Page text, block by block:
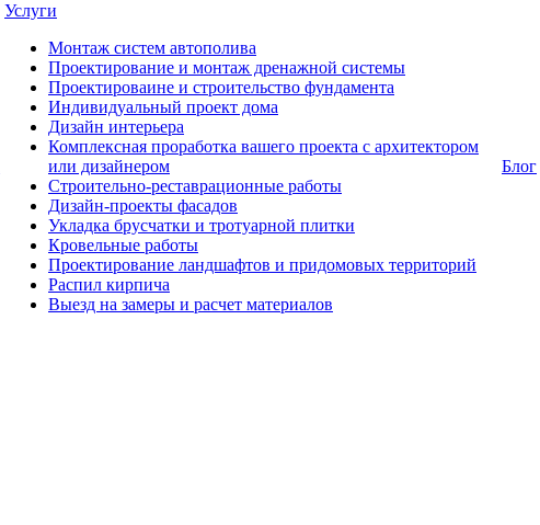
Услуги
Монтаж систем автополива
Проектирование и монтаж дренажной системы
Проектироваине и строительство фундамента
Индивидуальный проект дома
Дизайн интерьера
Комплексная проработка вашего проекта с архитектором
или дизайнером
Строительно-реставрационные работы
Дизайн-проекты фасадов
Укладка брусчатки и тротуарной плитки
Кровельные работы
Проектирование ландшафтов и придомовых территорий
Распил кирпича
Выезд на замеры и расчет материалов
Блог